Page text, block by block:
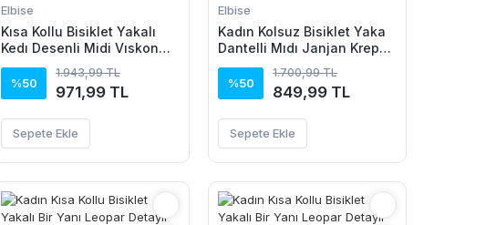
Elbise
Kısa Kollu Bisiklet Yakalı
Kedı Desenli Midi Vıskon
Elbise
%50
1.943,99 TL
971,99 TL
Sepete Ekle
Elbise
Kadın Kolsuz Bisiklet Yaka
Dantelli Mıdı Janjan Krep
Elbise
%50
1.700,99 TL
849,99 TL
Sepete Ekle